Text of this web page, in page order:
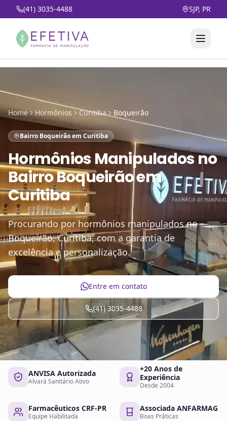
(41) 3035-4488 SJP, PR
Home Hormônios Curitiba Boqueirão
Bairro Boqueirão em Curitiba
Hormônios Manipuladosno
Bairro Boqueirão em
Curitiba
Procurando por hormônios manipulados no
Boqueirão, Curitiba, com a garantia de
excelência e personalização.
Entre em contato
(41) 3035-4488
ANVISA Autorizada
Alvará Sanitário Ativo
+20 Anos de
Experiência
Desde 2004
Farmacêuticos CRF-PR
Equipe Habilitada
Associada ANFARMAG
Boas Práticas